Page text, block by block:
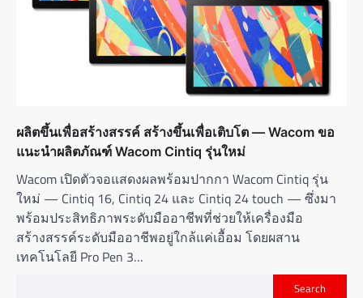
ผลิตขึ้นเพื่อสร้างสรรค์ สร้างขึ้นเพื่อเติบโต — Wacom ขอ
แนะนำผลิตภัณฑ์ Wacom Cintiq รุ่นใหม่
Wacom เปิดตัวจอแสดงผลพร้อมปากกา Wacom Cintiq รุ่น
ใหม่ — Cintiq 16, Cintiq 24 และ Cintiq 24 touch — ซึ่งมา
พร้อมประสิทธิภาพระดับมืออาชีพที่ช่วยให้เครื่องมือ
สร้างสรรค์ระดับมืออาชีพอยู่ใกล้แค่เอื้อม โดยผสาน
เทคโนโลยี Pro Pen 3…
Search